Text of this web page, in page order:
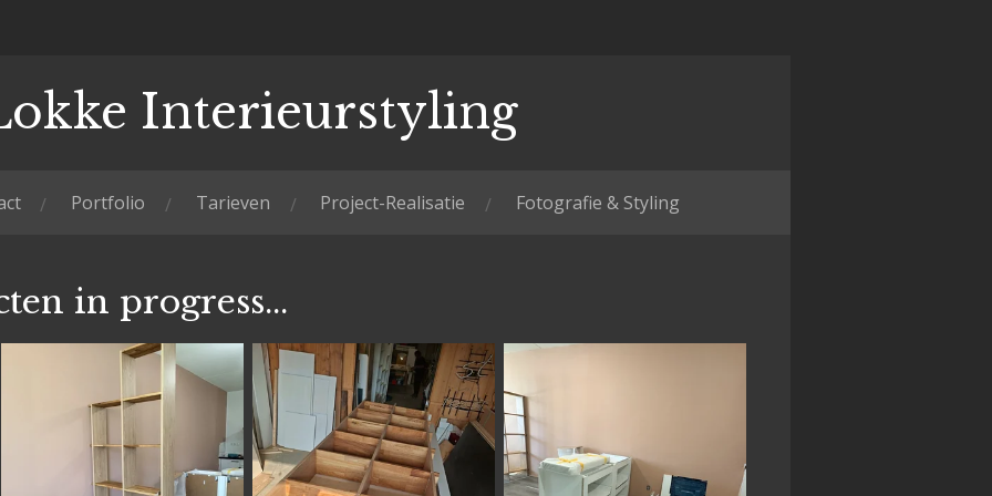
Interieurstyling
Portfolio Tarieven Project-Realisatie Fotografie & Styling
in progress...